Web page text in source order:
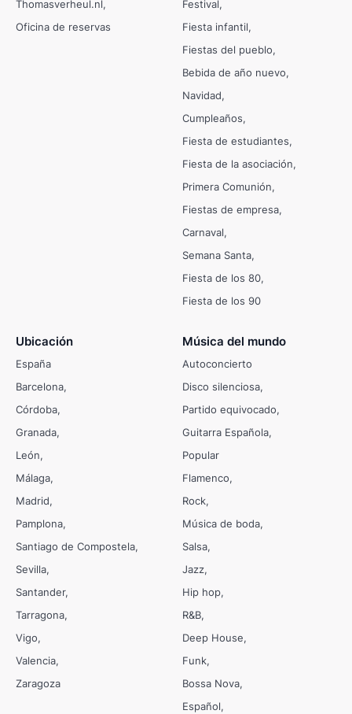
Thomasverheul.nl
Oficina de reservas
Festival
Fiesta infantil
Fiestas del pueblo
Bebida de año nuevo
Navidad
Cumpleaños
Fiesta de estudiantes
Fiesta de la asociación
Primera Comunión
Fiestas de empresa
Carnaval
Semana Santa
Fiesta de los 80
Fiesta de los 90
Ubicación
España
Barcelona
Córdoba
Granada
León
Málaga
Madrid
Pamplona
Santiago de Compostela
Sevilla
Santander
Tarragona
Vigo
Valencia
Zaragoza
Música del mundo
Autoconcierto
Disco silenciosa
Partido equivocado
Guitarra Española
Popular
Flamenco
Rock
Música de boda
Salsa
Jazz
Hip hop
R&B
Deep House
Funk
Bossa Nova
Español